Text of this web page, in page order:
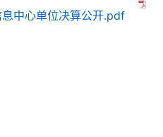
中心单位决算公开.pdf